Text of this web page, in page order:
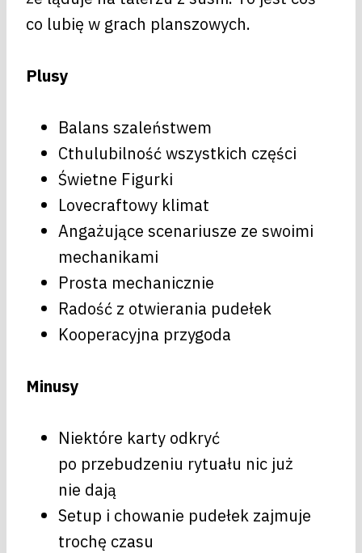
co lubię w grach planszowych.
Plusy
Balans szaleństwem
Cthulubilność wszystkich części
Świetne Figurki
Lovecraftowy klimat
Angażujące scenariusze ze swoimi
mechanikami
Prosta mechanicznie
Radość z otwierania pudełek
Kooperacyjna przygoda
Minusy
Niektóre karty odkryć
po przebudzeniu rytuału nic już
nie dają
Setup i chowanie pudełek zajmuje
trochę czasu